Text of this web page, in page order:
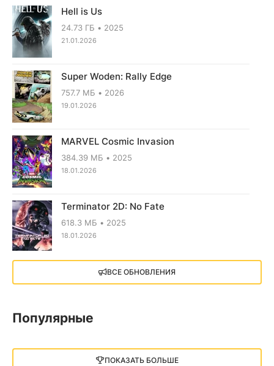
Hell is Us
24.73 ГБ 2025
21.01.2026
Super Woden: Rally Edge
757.7 МБ 2026
19.01.2026
MARVEL Cosmic Invasion
384.39 МБ 2025
18.01.2026
Terminator 2D: No Fate
618.3 МБ 2025
18.01.2026
X4: Foundations (2018)
13.73 GB 2018
13 ГБ 2025
ВСЕ ОБНОВЛЕНИЯ
Популярные
ПОКАЗАТЬ БОЛЬШЕ